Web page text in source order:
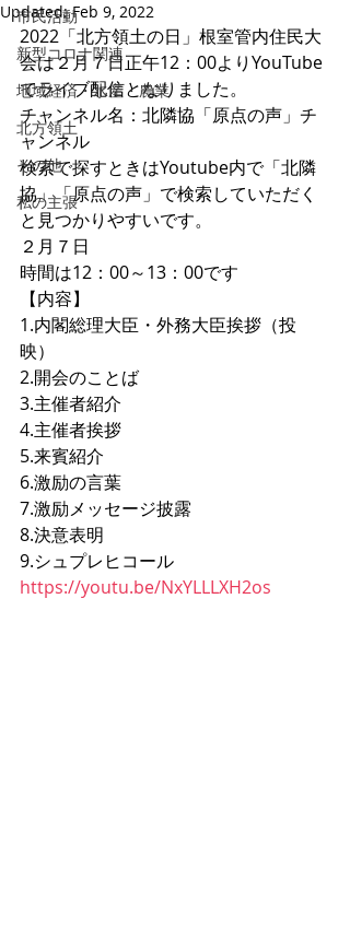
市民活動
新型コロナ関連
地域経済・水産・農業
北方領土
その他
私の主張
Updated:Feb 9, 2022
2022「北方領土の日」根室管内住民大
会は２月７日正午12：00よりYouTube
でライブ配信となりました。
チャンネル名：北隣協「原点の声」チ
ャンネル
検索で探すときはYoutube内で「北隣
協」「原点の声」で検索していただく
と見つかりやすいです。
２月７日
時間は12：00～13：00です
【内容】
1.内閣総理大臣・外務大臣挨拶（投
映）
2.開会のことば
3.主催者紹介
4.主催者挨拶
5.来賓紹介
6.激励の言葉
7.激励メッセージ披露
8.決意表明
9.シュプレヒコール
https://youtu.be/NxYLLLXH2os